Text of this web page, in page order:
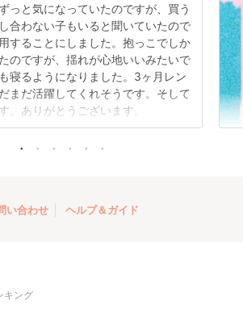
っと気になっていたのですが、買う
合わない子もいると聞いていたので
することにしました。抱っこでしか
のですが、揺れが心地いいみたいで
寝るようになりました。3ヶ月レン
まだ活躍してくれそうです。そして
。ありがとうございます。
い合わせ ヘルプ＆ガイド
キング